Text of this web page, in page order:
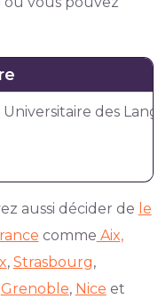
des
aussi décider de le
comme Aix,
, Strasbourg,
Grenoble, Nice et